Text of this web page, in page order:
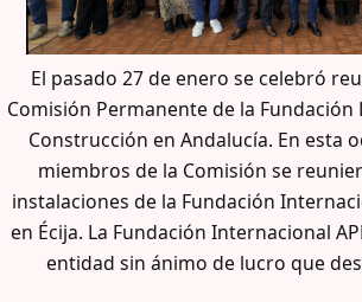
El pasado 27 de enero se celebró
Comisión Permanente de la Fundación
Construcción en Andalucía. En esta
miembros de la Comisión se
instalaciones de la Fundación
en Écija. La Fundación Internacional
entidad sin ánimo de lucro que